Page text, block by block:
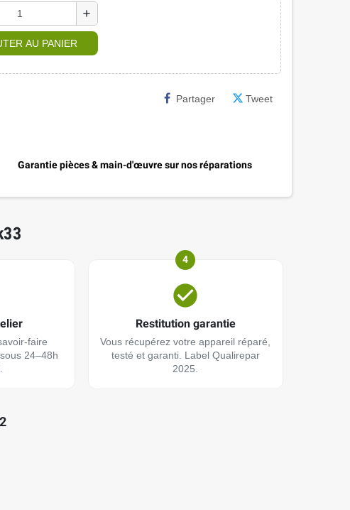
add
AU PANIER
Partager Tweet
Garantie pièces & main-d'œuvre sur nos réparations
faire
24–48h
4
Restitution garantie
Vous récupérez votre appareil réparé,
testé et garanti. Label Qualirepar
2025.